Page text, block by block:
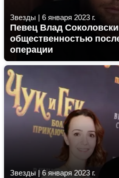
Звезды | 6 января 2023 г.
Певец Влад
общественностью
операции
Звезды|6 января 2023 г.